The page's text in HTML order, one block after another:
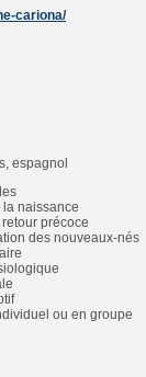
cariona/
espagnol
naissance
précoce
des nouveaux-nés
ou en groupe